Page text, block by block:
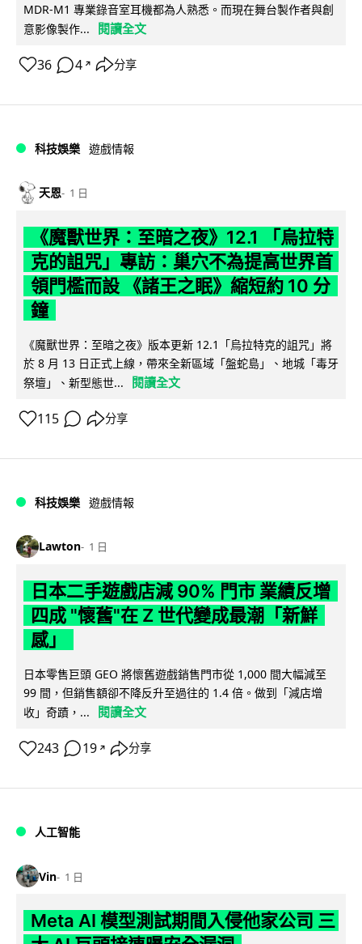
MDR-M1 專業錄音室耳機都為人熟悉。而現在舞台製作者與創
意影像製作...
閱讀全文
36 4 ↗ 分享
科技娛樂 遊戲情報
天恩 1 日
《魔獸世界：至暗之夜》12.1 「烏拉特
克的詛咒」專訪：巢穴不為提高世界首
領門檻而設 《諸王之眠》縮短約 10 分
鐘
《魔獸世界：至暗之夜》版本更新 12.1「烏拉特克的詛咒」將
於 8 月 13 日正式上線，帶來全新區域「盤蛇島」、地城「毒牙
祭壇」、新型態世...
閱讀全文
115 分享
科技娛樂 遊戲情報
Lawton 1 日
日本二手遊戲店減 90% 門市 業績反增
四成 "懷舊"在 Z 世代變成最潮「新鮮
感」
日本零售巨頭 GEO 將懷舊遊戲銷售門市從 1,000 間大幅減至
99 間，但銷售額卻不降反升至過往的 1.4 倍。做到「減店增
收」奇蹟，...
閱讀全文
243 19 ↗ 分享
人工智能
Vin 1 日
Meta AI 模型測試期間入侵他家公司 三